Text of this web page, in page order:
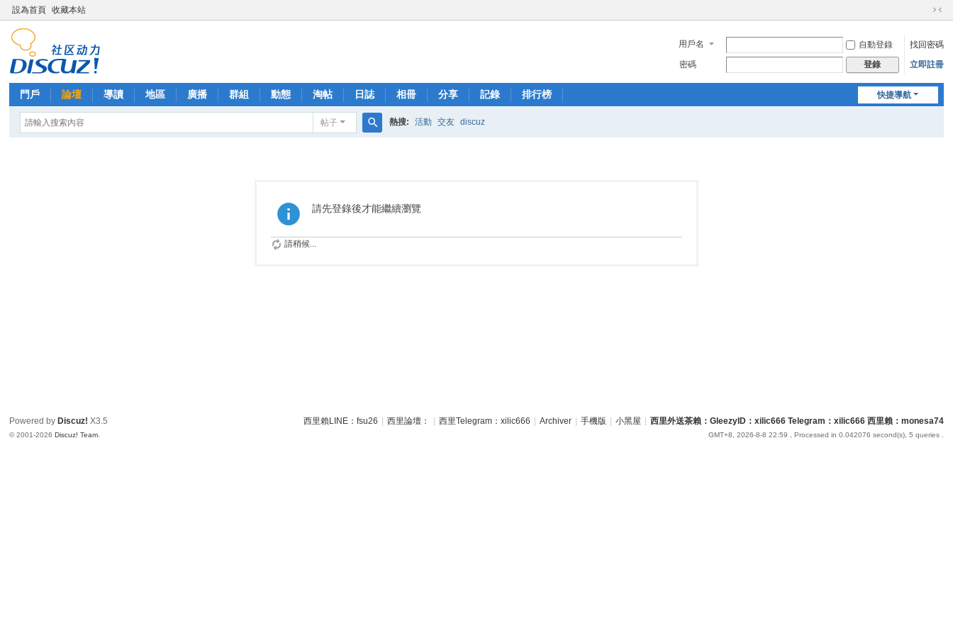
設為首頁 收藏本站
切
到
窄
用戶名 自動登錄
找回密碼
密碼
登錄 立即註冊
快捷導航
門戶 論壇 導讀 地區 廣播 群組 動態 淘帖 日誌 相冊 分享 記錄 排行榜
帖子 熱搜: 活動 交友 discuz
請先登錄後才能繼續瀏覽
請稍候...
西里賴LINE：fsu26 西里論壇： 西里Telegram：xilic666 Archiver 手機版 小黑屋 西里外送茶賴：GleezyID：xilic666 Telegram：xilic666 西里賴：monesa74
GMT+8, 2026-8-8 22:59 , Processed in 0.042076 second(s), 5 queries .
Powered by Discuz! X3.5
© 2001-2026Discuz! Team